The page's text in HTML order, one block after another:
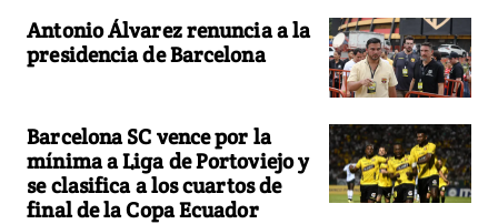
Antonio Álvarez renuncia a la
presidencia de Barcelona
Barcelona SC vence por la
mínima a Liga de Portoviejo y
se clasifica a los cuartos de
final de la Copa Ecuador